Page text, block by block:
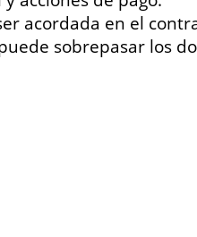
acordada en el
sobrepasar los